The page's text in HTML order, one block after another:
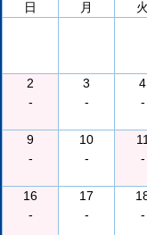
日
月 火
2
-
3
-
4
-
9
-
10
-
-
16
-
17
-
-